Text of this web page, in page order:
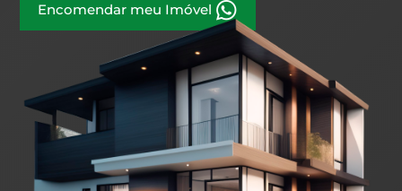
Encomendar meu Imóvel